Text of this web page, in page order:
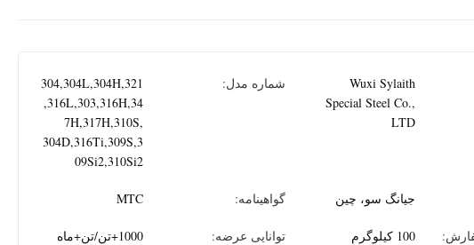
Wuxi Sylaith
Special Steel Co.,
LTD
شماره مدل:
304,304L,304H,321
,316L,303,316H,34
7H,317H,310S,
304D,316Ti,309S,3
09Si2,310Si2
جیانگ سو، چین گواهینامه: MTC
100 کیلوگرم توانایی عرضه: 1000+تن/تن+ماه